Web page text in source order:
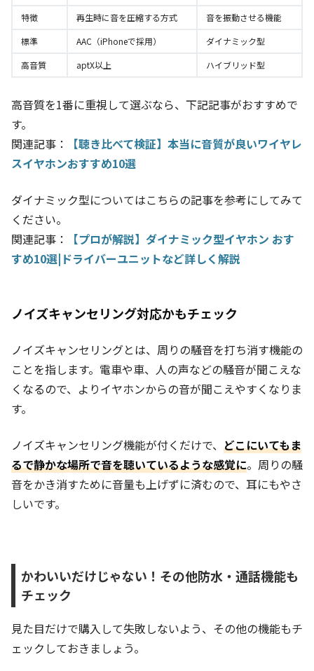
特徴
再生時に音を圧縮する方式
音を振動させる機能
標準
AAC（iPhoneで採用）
ダイナミック型
高音質
aptX以上 ハイブリッド型
高音質を1番に重視して選ぶなら、下記記事がおすすめで
す。
関連記事：
【聴き比べて検証】本当に音質が良いワイヤレ
スイヤホンおすすめ10選
ダイナミック型についてはこちらの記事を参考にしてみて
ください。
関連記事：
【プロが解説】ダイナミック型イヤホン おす
すめ10選|ドライバーユニットなど詳しく解説
ノイズキャンセリング対応かもチェック
ノイズキャンセリングとは、周りの騒音を打ち消す機能の
ことを指します。電車や車、人の声などの騒音が聞こえな
くなるので、よりイヤホンからの音が聞こえやすくなりま
す。
ノイズキャンセリング機能が付くだけで、 どこにいてもま
るで静かな場所で音を聴いているような感覚に。周りの騒
音をかき消すために音量も上げずに済むので、耳にもやさ
しいです。
かわいいだけじゃない！その他防水・通話機能も
チェック
見た目だけで購入して失敗しないよう、その他の機能もチ
ェックしておきましょう。